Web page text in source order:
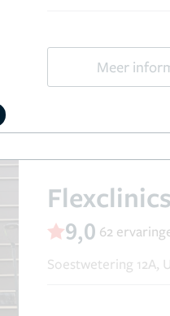
Meer
Flexclinics
9,0 62
Soestwetering 12A,